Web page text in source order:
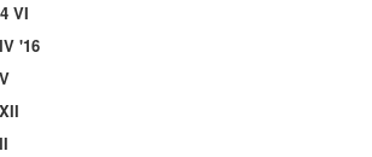
VI
'16